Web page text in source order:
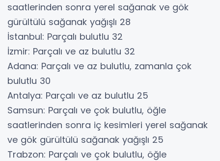
saatlerinden sonra yerel sağanak ve gök
gürültülü sağanak yağışlı 28
İstanbul: Parçalı bulutlu 32
İzmir: Parçalı ve az bulutlu 32
Adana: Parçalı ve az bulutlu, zamanla çok
bulutlu 30
Antalya: Parçalı ve az bulutlu 25
Samsun: Parçalı ve çok bulutlu, öğle
saatlerinden sonra iç kesimleri yerel sağanak
ve gök gürültülü sağanak yağışlı 25
Trabzon: Parçalı ve çok bulutlu, öğle